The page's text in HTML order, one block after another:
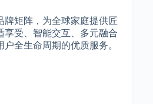
牌矩阵，为全球家庭提供匠
享受、智能交互、多元融合
全生命周期的优质服务。